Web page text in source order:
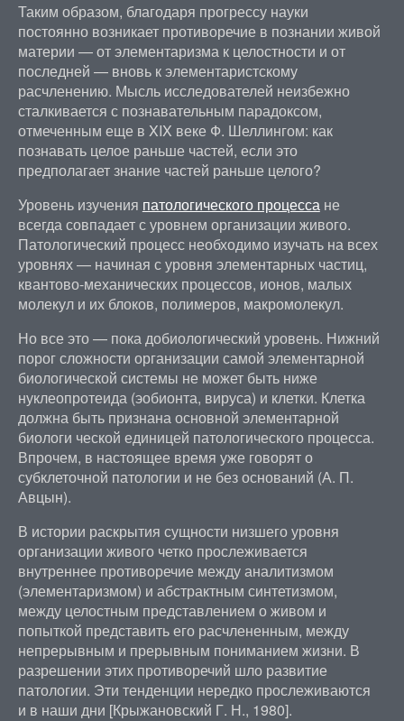
Таким образом, благодаря прогрессу науки
постоянно возникает противоречие в познании живой
материи — от элементаризма к целостности и от
последней — вновь к элементаристскому
расчленению. Мысль исследователей неизбежно
сталкивается с познавательным парадоксом,
отмеченным еще в XIX веке Ф. Шеллингом: как
познавать целое раньше частей, если это
предполагает знание частей раньше целого?
Уровень изучения патологического процессане
всегда совпадает с уровнем организации живого.
Патологический процесс необходимо изучать на всех
уровнях — начиная с уровня элементарных частиц,
квантово-механических процессов, ионов, малых
молекул и их блоков, полимеров, макромолекул.
Но все это — пока добиологический уровень. Нижний
порог сложности организации самой элементарной
биологической системы не может быть ниже
нуклеопротеида (эобионта, вируса) и клетки. Клетка
должна быть признана основной элементарной
биологи ческой единицей патологического процесса.
Впрочем, в настоящее время уже говорят о
субклеточной патологии и не без оснований (А. П.
Авцын).
В истории раскрытия сущности низшего уровня
организации живого четко прослеживается
внутреннее противоречие между аналитизмом
(элементаризмом) и абстрактным синтетизмом,
между целостным представлением о живом и
попыткой представить его расчлененным, между
непрерывным и прерывным пониманием жизни. В
разрешении этих противоречий шло развитие
патологии. Эти тенденции нередко прослеживаются
и в наши дни [Крыжановский Г. Н., 1980].